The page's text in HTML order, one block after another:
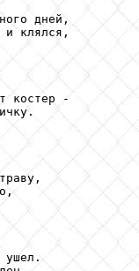
дней,
клялся,
костер -
ушел.